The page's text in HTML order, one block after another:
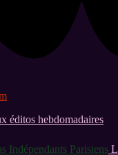
éditos hebdomadaires